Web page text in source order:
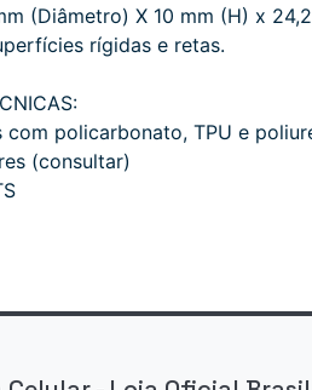
(Diâmetro) X 10 mm (H) x
rígidas e retas.
policarbonato, TPU e
(consultar)